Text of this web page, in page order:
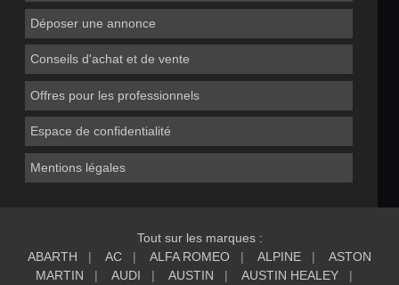
Déposer une annonce
Conseils d'achat et de vente
Offres pour les professionnels
Espace de confidentialité
Mentions légales
Tout sur les marques :
ABARTH
AC ALFA ROMEO ALPINE
ASTON
MARTIN
AUDI AUSTIN
AUSTIN HEALEY